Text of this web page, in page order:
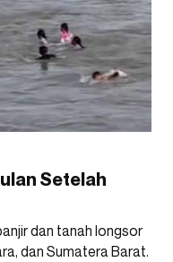
Setelah
dan tanah longsor
dan Sumatera Barat.